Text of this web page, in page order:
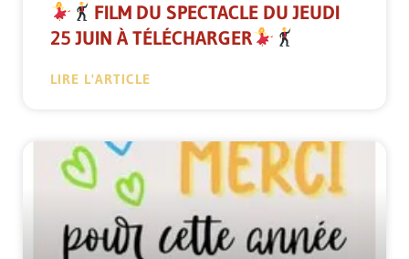
FILM DU SPECTACLE DU JEUDI
25 JUIN À TÉLÉCHARGER
LIRE L'ARTICLE